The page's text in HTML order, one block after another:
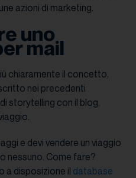
azioni di marketing.
uno
mail
chiaramente il concetto,
nei precedenti
storytelling con il blog,
e devi vendere un viaggio
nessuno. Come fare?
a disposizione il database